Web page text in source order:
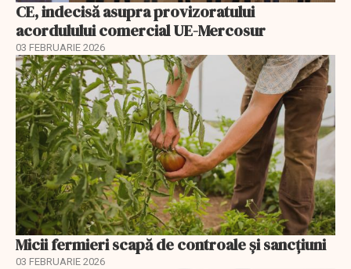
CE, indecisă asupra provizoratului
acordulului comercial UE-Mercosur
03 FEBRUARIE 2026
Micii fermieri scapă de controale și sancțiuni
03 FEBRUARIE 2026